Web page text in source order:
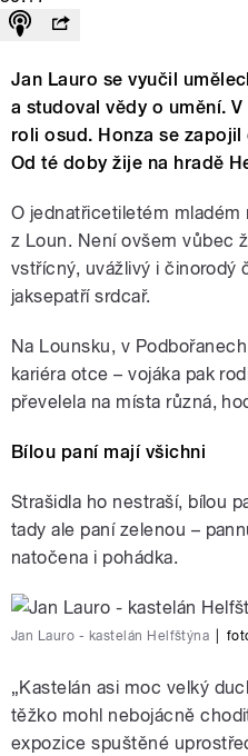
Jan Lauro se vyučil
a studoval vědy o umění.
roli osud. Honza se
Od té doby žije na hradě
O jednatřicetiletém
z Loun. Není ovšem vůbec
vstřícný, uvážlivý i činorodý
jaksepatří srdcař.
Na Lounsku, v
kariéra otce – vojáka pak
převelela na místa různá,
Bílou paní mají všichni
Strašidla ho nestraší, bílou
tady ale paní zelenou –
natočena i pohádka.
Jan Lauro - kastelán Helfštýna
„Kastelán asi moc velký
těžko mohl nebojácně
expozice spuštěné